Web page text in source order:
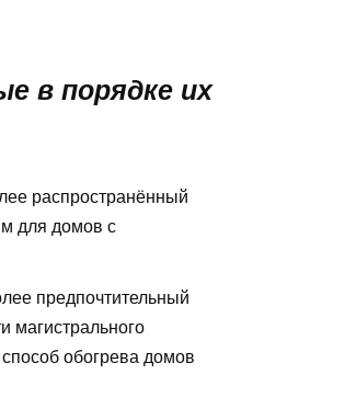
в порядке их
распространённый
для домов с
предпочтительный
магистрального
обогрева домов